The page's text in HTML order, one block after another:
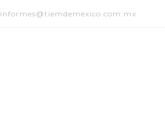
informes@tiemdemexico.com.mx